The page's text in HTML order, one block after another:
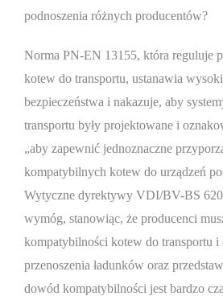
podnoszenia różnych producentów?
Norma PN-EN 13155, która reguluje
kotew do transportu, ustanawia
bezpieczeństwa i nakazuje, aby
transportu były projektowane i
„aby zapewnić jednoznaczne
kompatybilnych kotew do urządzeń
Wytyczne dyrektywy VDI/BV-BS
wymóg, stanowiąc, że producenci
kompatybilności kotew do transportu i
przenoszenia ładunków oraz
dowód kompatybilności jest bardzo